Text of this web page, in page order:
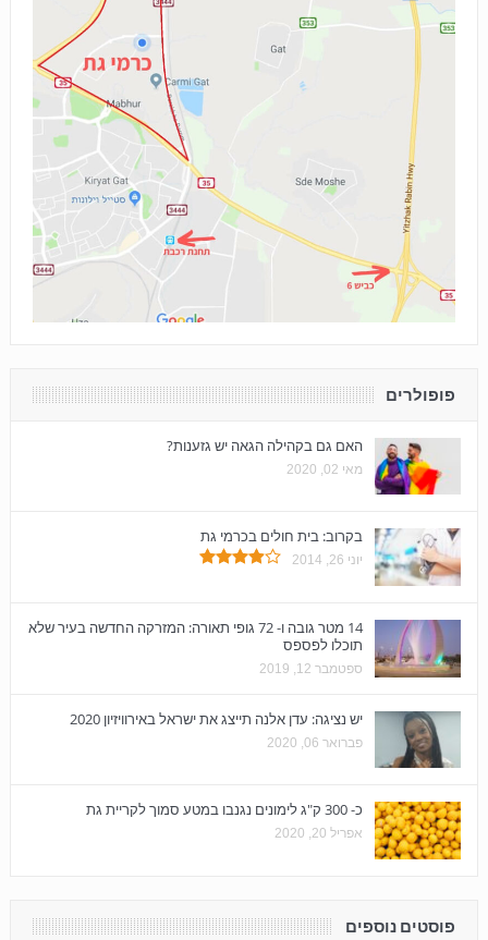
פופולרים
האם גם בקהילה הגאה יש גזענות?
מאי 02, 2020
בקרוב: בית חולים בכרמי גת
יוני 26, 2014
14 מטר גובה ו- 72 גופי תאורה: המזרקה החדשה בעיר שלא
תוכלו לפספס
ספטמבר 12, 2019
יש נציגה: עדן אלנה תייצג את ישראל באירוויזיון 2020
פברואר 06, 2020
כ- 300 ק"ג לימונים נגנבו במטע סמוך לקריית גת
אפריל 20, 2020
פוסטים נוספים